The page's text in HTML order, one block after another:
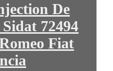
De
72494
Fiat